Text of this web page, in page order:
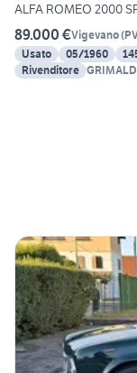
ALFA ROMEO 2000
89.000 €Vigevano(
Usato
05/1960
Rivenditore